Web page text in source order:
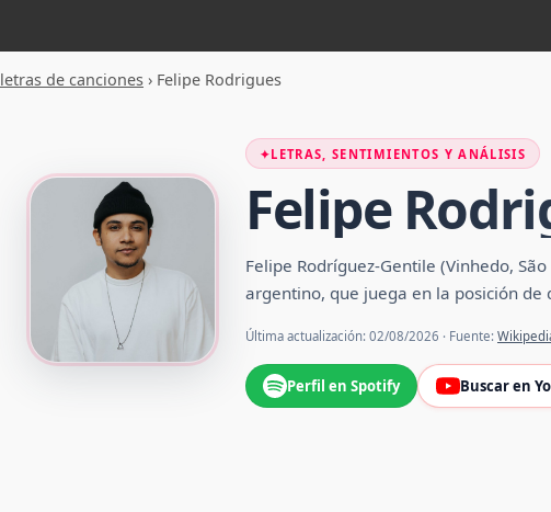
letras de canciones › Felipe Rodrigues
✦LETRAS, SENTIMIENTOS Y ANÁLISIS
Felipe
Felipe Rodríguez-Gentile (Vinhedo,
argentino, que juega en la posición de
Última actualización: 02/08/2026 · Fuente:
Perfil en Spotify Buscar en